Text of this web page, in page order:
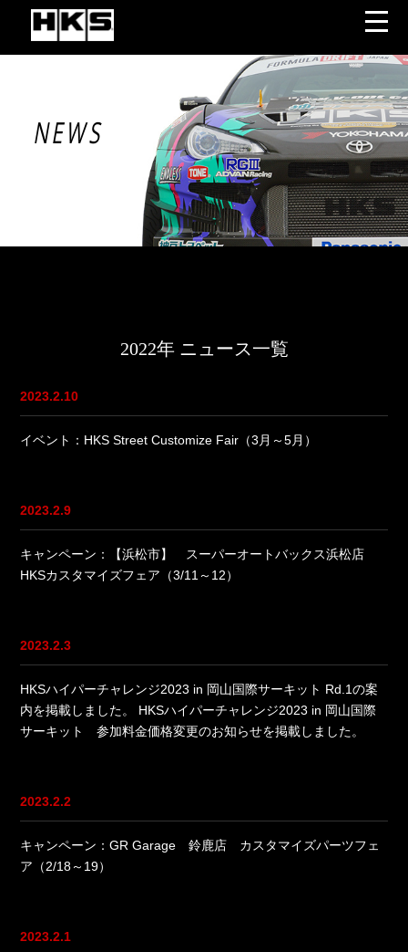
NEWS
2022年 ニュース一覧
2023.2.10
イベント：HKS Street Customize Fair（3月～5月）
2023.2.9
キャンペーン：【浜松市】 スーパーオートバックス浜松店
HKSカスタマイズフェア（3/11～12）
2023.2.3
HKSハイパーチャレンジ2023 in 岡山国際サーキット Rd.1の案
内を掲載しました。
HKSハイパーチャレンジ2023 in 岡山国際
サーキット 参加料金価格変更のお知らせを掲載しました。
2023.2.2
キャンペーン：GR Garage 鈴鹿店 カスタマイズパーツフェ
ア（2/18～19）
2023.2.1